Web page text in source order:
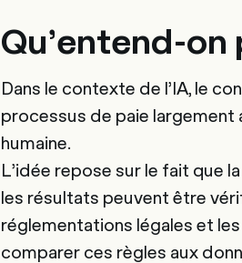
Qu’entend-on
Dans le contexte de l’IA, le
processus de paie largement
humaine.
L’idée repose sur le fait que
les résultats peuvent être
réglementations légales et
comparer ces règles aux